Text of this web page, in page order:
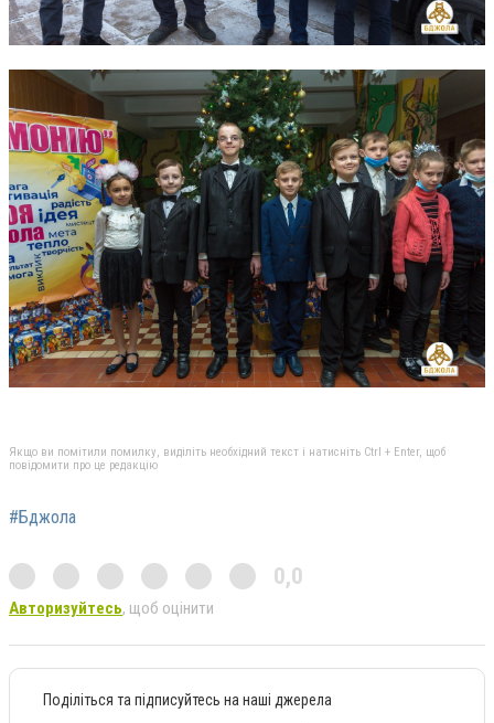
Якщо ви помітили помилку, виділіть необхідний текст і натисніть Ctrl + Enter, щоб
повідомити про це редакцію
#Бджола
0,0
Авторизуйтесь, щоб оцінити
Поділіться та підписуйтесь на наші джерела